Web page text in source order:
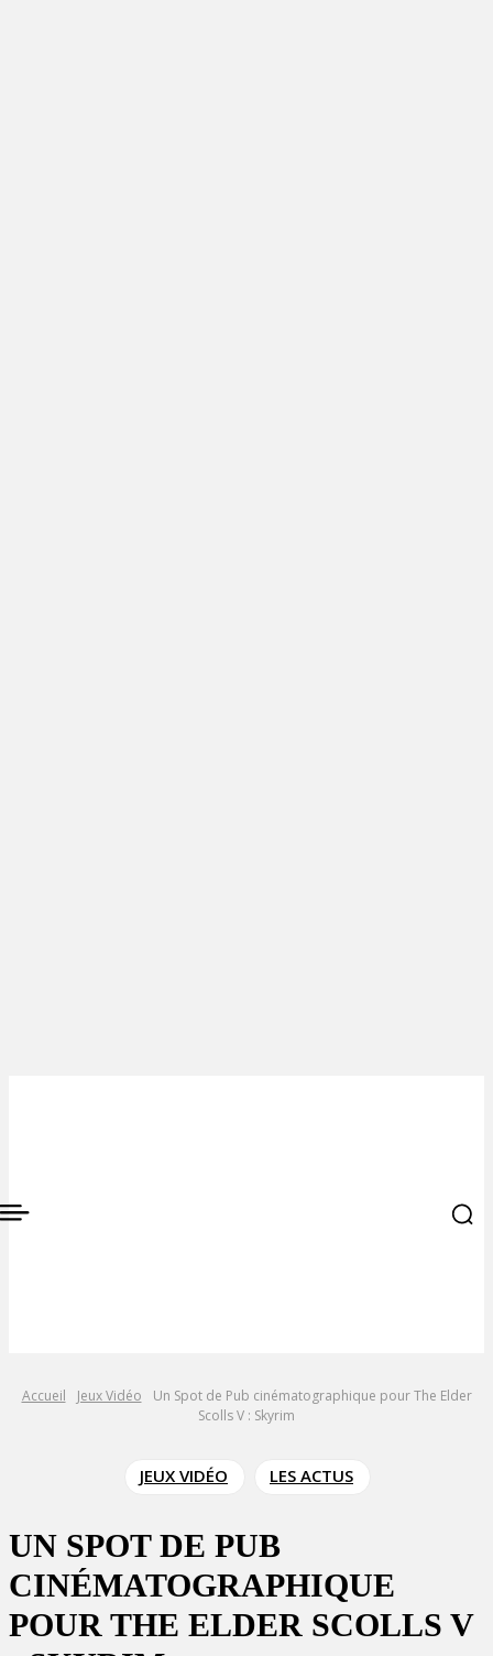
Accueil Jeux Vidéo
Un Spot de Pub cinématographique pour The Elder
Scolls V : Skyrim
JEUX VIDÉO LES ACTUS
UN SPOT DE PUB
CINÉMATOGRAPHIQUE
POUR THE ELDER SCOLLS V